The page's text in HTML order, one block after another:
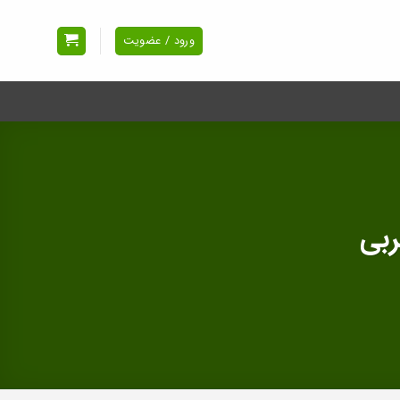
ورود / عضویت